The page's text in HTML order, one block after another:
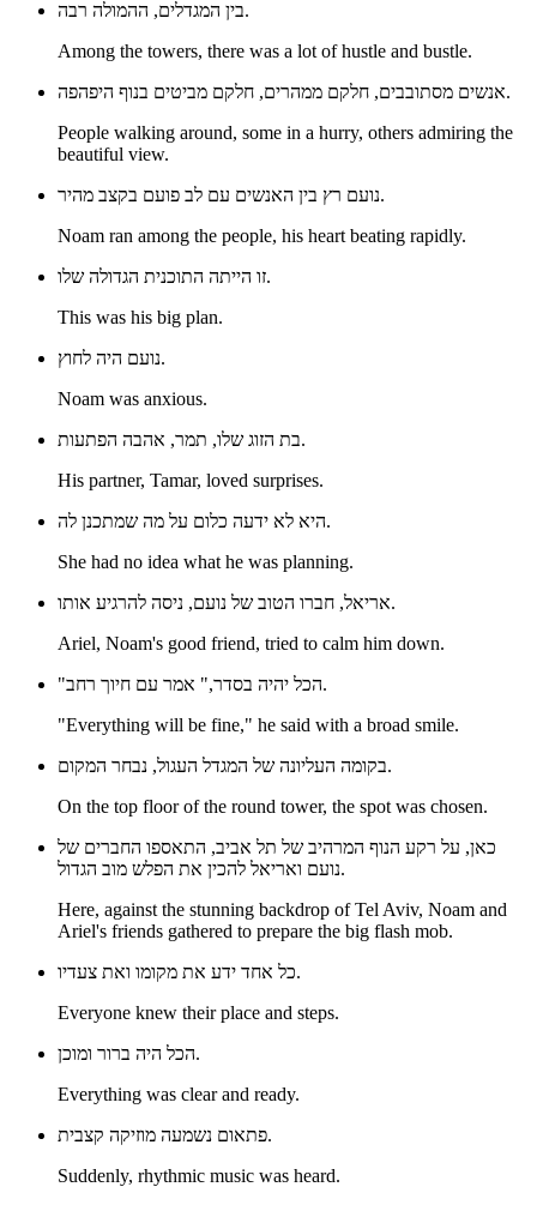
בין המגדלים, ההמולה רבה.
Among the towers, there was a lot of hustle and bustle.
אנשים מסתובבים, חלקם ממהרים, חלקם מביטים בנוף היפהפה.
People walking around, some in a hurry, others admiring the
beautiful view.
נועם רץ בין האנשים עם לב פועם בקצב מהיר.
Noam ran among the people, his heart beating rapidly.
זו הייתה התוכנית הגדולה שלו.
This was his big plan.
נועם היה לחוץ.
Noam was anxious.
בת הזוג שלו, תמר, אהבה הפתעות.
His partner, Tamar, loved surprises.
היא לא ידעה כלום על מה שמתכנן לה.
She had no idea what he was planning.
אריאל, חברו הטוב של נועם, ניסה להרגיע אותו.
Ariel, Noam's good friend, tried to calm him down.
"הכל יהיה בסדר," אמר עם חיוך רחב.
"Everything will be fine," he said with a broad smile.
בקומה העליונה של המגדל העגול, נבחר המקום.
On the top floor of the round tower, the spot was chosen.
כאן, על רקע הנוף המרהיב של תל אביב, התאספו החברים של
נועם ואריאל להכין את הפלש מוב הגדול.
Here, against the stunning backdrop of Tel Aviv, Noam and
Ariel's friends gathered to prepare the big flash mob.
כל אחד ידע את מקומו ואת צעדיו.
Everyone knew their place and steps.
הכל היה ברור ומוכן.
Everything was clear and ready.
פתאום נשמעה מוזיקה קצבית.
Suddenly, rhythmic music was heard.